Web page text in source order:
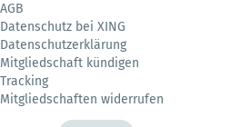
AGB
Datenschutz bei XING
Datenschutzerklärung
Mitgliedschaft kündigen
Tracking
Mitgliedschaften widerrufen